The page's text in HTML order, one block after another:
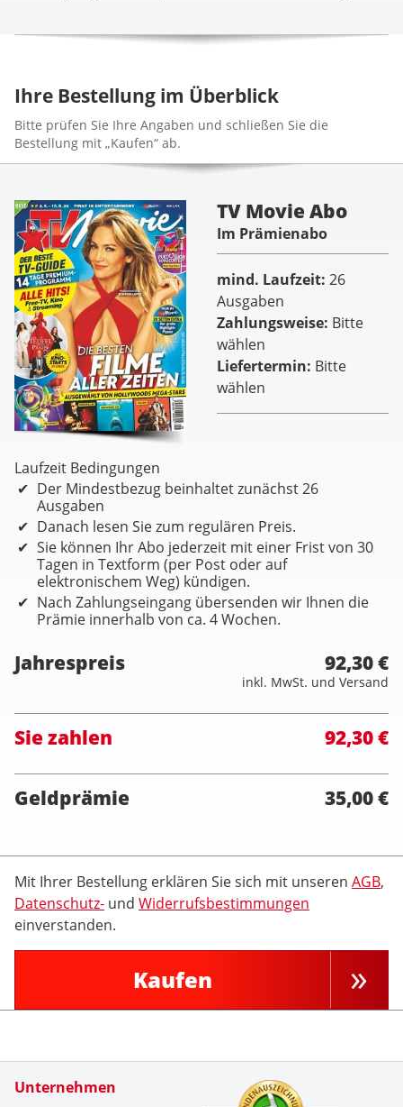
Ihre Bestellung im Überblick
Bitte prüfen Sie Ihre Angaben und schließen Sie die
Bestellung mit „Kaufen“ ab.
TV Movie Abo
Im Prämienabo
mind. Laufzeit 26
Ausgaben
Zahlungsweise Bitte
wählen
Liefertermin Bitte
wählen
Laufzeit Bedingungen
Der Mindestbezug beinhaltet zunächst 26
Ausgaben
Danach lesen Sie zum regulären Preis.
Sie können Ihr Abo jederzeit mit einer Frist von 30
Tagen in Textform (per Post oder auf
elektronischem Weg) kündigen.
Nach Zahlungseingang übersenden wir Ihnen die
Prämie innerhalb von ca. 4 Wochen.
Jahrespreis 92,30 €
inkl. MwSt. und Versand
Sie zahlen 92,30 €
Geldprämie 35,00 €
Mit Ihrer Bestellung erklären Sie sich mit unseren AGB,
Datenschutz- und Widerrufsbestimmungen
einverstanden.
Kaufen
Unternehmen
Zertifikate